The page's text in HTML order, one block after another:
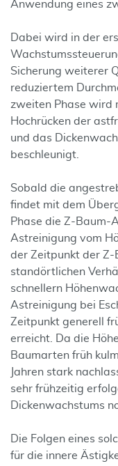
Anwendung eines
Dabei wird in der
Sicherung weiterer
reduziertem
zweiten Phase wird
Hochrücken der
und das
beschleunigt.
Sobald die
findet mit dem
Phase die Z-Baum-
Astreinigung vom
der Zeitpunkt der
standörtlichen
schnellern
Astreinigung bei
Zeitpunkt generell
erreicht. Da die
Baumarten früh
Jahren stark
sehr frühzeitig
Dickenwachstums
Die Folgen eines
für die innere